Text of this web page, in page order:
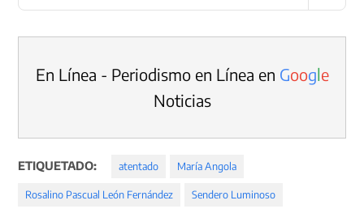
En Línea - Periodismo en Línea en Google
Noticias
ETIQUETADO: atentado María Angola
Rosalino Pascual León Fernández Sendero Luminoso